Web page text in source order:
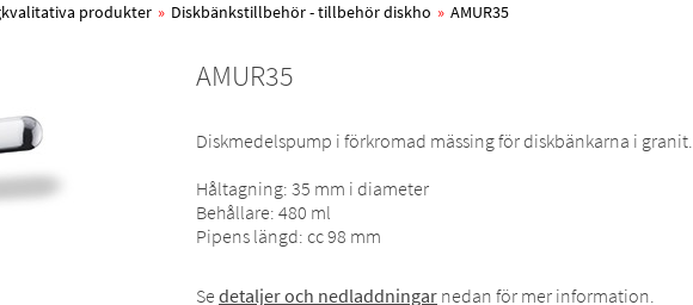
produkter » Diskbänkstillbehör - tillbehör diskho » AMUR35
AMUR35
Diskmedelspump i förkromad mässing för diskbänkarna i granit.
Håltagning: 35 mm i diameter
Behållare: 480 ml
Pipens längd: cc 98 mm
Se detaljer och nedladdningar nedan för mer information.